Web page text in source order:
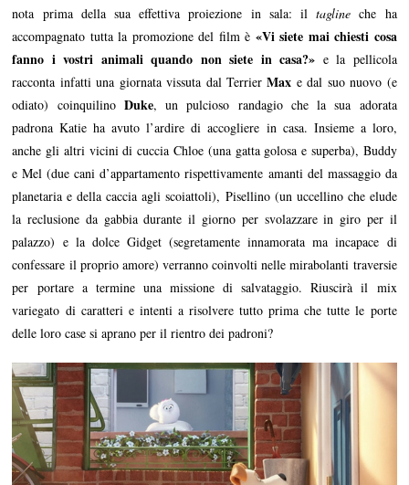
nota prima della sua effettiva proiezione in sala: iltagline che ha
accompagnato tutta la promozione del film è «Vi siete mai chiesti cosa
fanno i vostri animali quando non siete in casa?» e la pellicola
racconta infatti una giornata vissuta dal TerrierMax e dal suo nuovo (e
odiato) coinquilino Duke, un pulcioso randagio che la sua adorata
padrona Katie ha avuto l’ardire di accogliere in casa. Insieme a loro,
anche gli altri vicini di cuccia Chloe (una gatta golosa e superba), Buddy
e Mel (due cani d’appartamento rispettivamente amanti del massaggio da
planetaria e della caccia agli scoiattoli), Pisellino (un uccellino che elude
la reclusione da gabbia durante il giorno per svolazzare in giro per il
palazzo) e la dolce Gidget (segretamente innamorata ma incapace di
confessare il proprio amore) verranno coinvolti nelle mirabolanti traversie
per portare a termine una missione di salvataggio. Riuscirà il mix
variegato di caratteri e intenti a risolvere tutto prima che tutte le porte
delle loro case si aprano per il rientro dei padroni?